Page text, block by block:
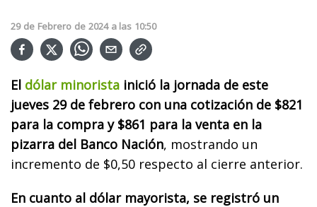
29 de Febrero de 2024 a las 10:50
El dólar minorista inició la jornada de este
jueves 29 de febrero con una cotización de $821
para la compra y $861 para la venta en la
pizarra del Banco Nación, mostrando un
incremento de $0,50 respecto al cierre anterior.
En cuanto al dólar mayorista, se registró un